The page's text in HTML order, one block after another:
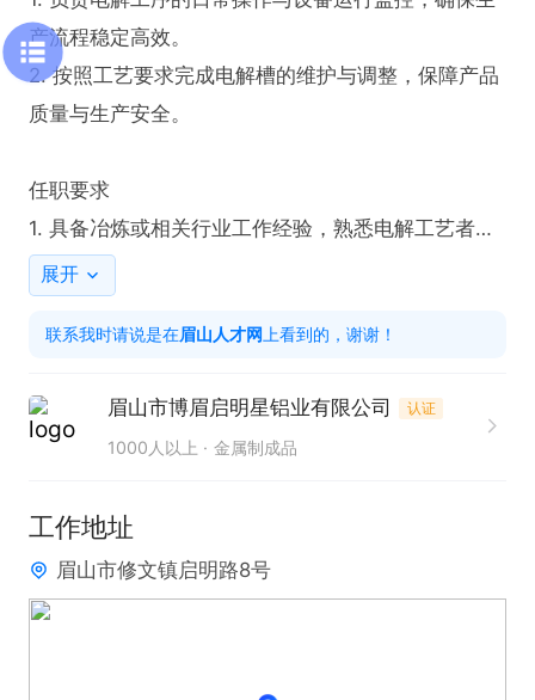
产流程稳定高效。
2. 按照工艺要求完成电解槽的维护与调整，保障产品
质量与生产安全。
任职要求
1. 具备冶炼或相关行业工作经验，熟悉电解工艺者优
先。
2. 能适应四班三倒工作制，接受高温作业环境，具备
较强抗压能力。
展开
联系我时请说是在眉山人才网 上看到的，谢谢！
眉山市博眉启明星铝业有限公司 认证
1000人以上 金属制成品
工作地址
眉山市修文镇启明路8号